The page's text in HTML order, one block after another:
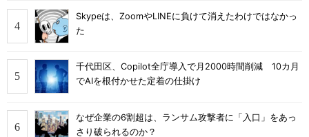
Skypeは、ZoomやLINEに負けて消えたわけではなかっ
た
千代田区、Copilot全庁導入で月2000時間削減 10カ月
でAIを根付かせた定着の仕掛け
なぜ企業の6割超は、ランサム攻撃者に「入口」をあっ
さり破られるのか？